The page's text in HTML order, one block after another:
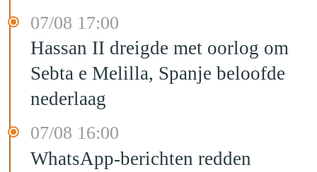
07/08 17:00
Hassan II dreigde met oorlog om
Sebta e Melilla, Spanje beloofde
nederlaag
07/08 16:00
WhatsApp-berichten redden